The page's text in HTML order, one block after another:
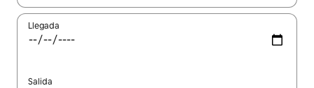
Llegada
Salida